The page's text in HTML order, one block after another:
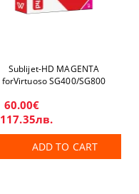
Sublijet-HD MAGENTA
forVirtuoso SG400/SG800
60.00€
117.35лв.
ADD TO CART